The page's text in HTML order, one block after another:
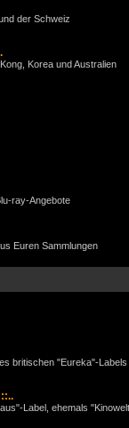
der Schweiz
Korea und Australien
ray-Angebote
Euren Sammlungen
britischen "Eureka"-Labels
Label, ehemals